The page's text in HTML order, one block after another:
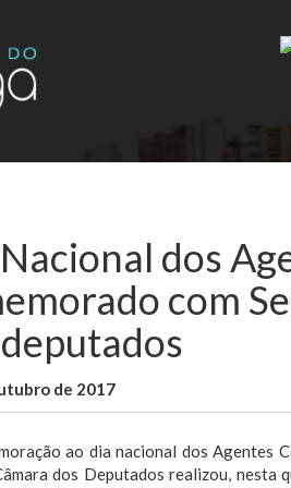
dos
com
de 2017
ao dia nacional dos Agentes
dos Deputados realizou,